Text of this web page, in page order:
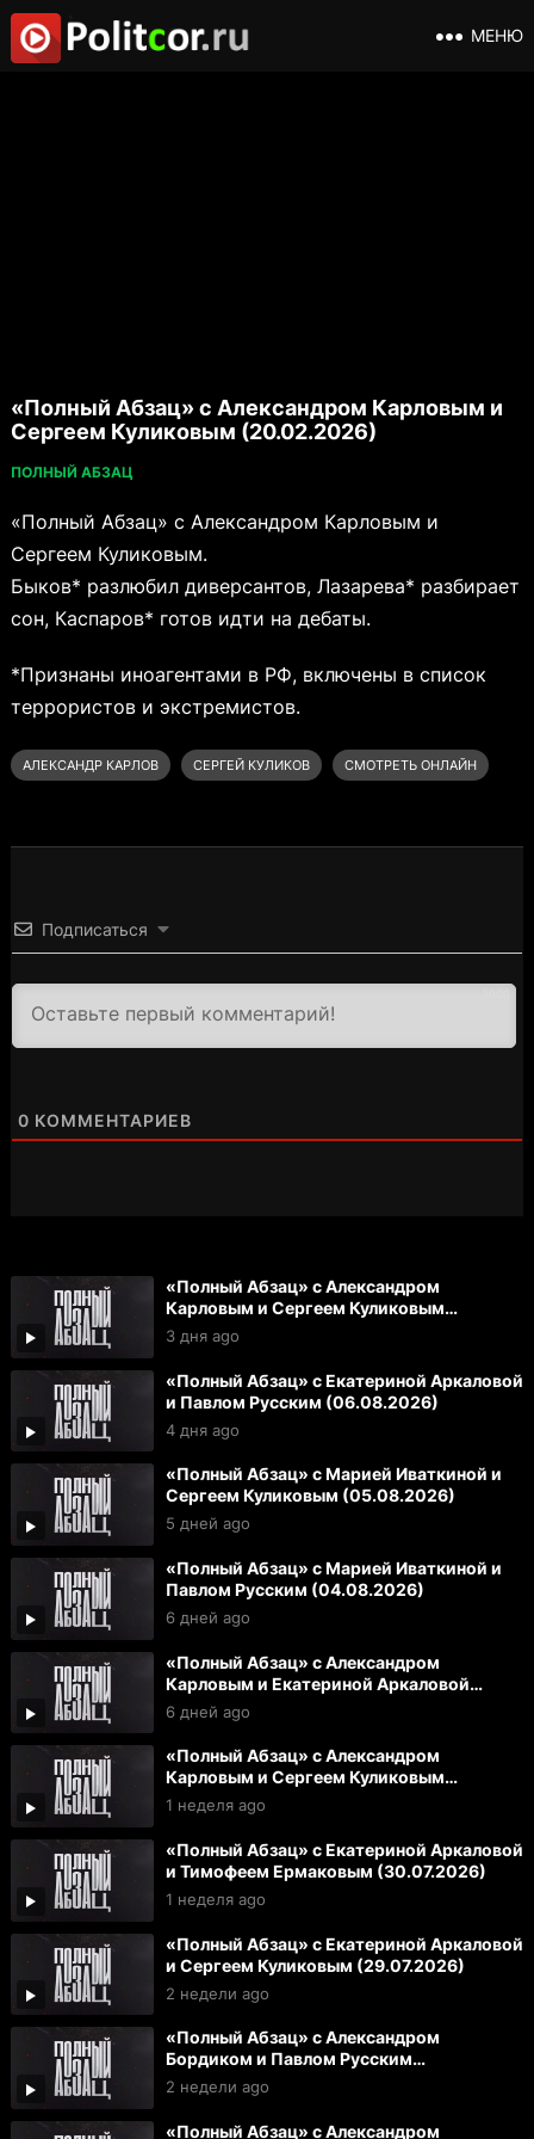
МЕНЮ
«Полный Абзац» с Александром Карловым и
Сергеем Куликовым (20.02.2026)
ПОЛНЫЙ АБЗАЦ
«Полный Абзац» с Александром Карловым и
Сергеем Куликовым.
Быков* разлюбил диверсантов, Лазарева* разбирает
сон, Каспаров* готов идти на дебаты.
*Признаны иноагентами в РФ, включены в список
террористов и экстремистов.
АЛЕКСАНДР КАРЛОВ СЕРГЕЙ КУЛИКОВ СМОТРЕТЬ ОНЛАЙН
Подписаться
0 КОММЕНТАРИЕВ
«Полный Абзац» с Александром
Карловым и Сергеем Куликовым
(07.08.2026)
3 дня ago
«Полный Абзац» с Екатериной Аркаловой
и Павлом Русским (06.08.2026)
4 дня ago
«Полный Абзац» с Марией Иваткиной и
Сергеем Куликовым (05.08.2026)
5 дней ago
«Полный Абзац» с Марией Иваткиной и
Павлом Русским (04.08.2026)
6 дней ago
«Полный Абзац» с Александром
Карловым и Екатериной Аркаловой
(03.08.2026)
6 дней ago
«Полный Абзац» с Александром
Карловым и Сергеем Куликовым
(31.07.2026)
1 неделя ago
«Полный Абзац» с Екатериной Аркаловой
и Тимофеем Ермаковым (30.07.2026)
1 неделя ago
«Полный Абзац» с Екатериной Аркаловой
и Сергеем Куликовым (29.07.2026)
2 недели ago
«Полный Абзац» с Александром
Бордиком и Павлом Русским
(28.07.2026)
2 недели ago
«Полный Абзац» с Александром